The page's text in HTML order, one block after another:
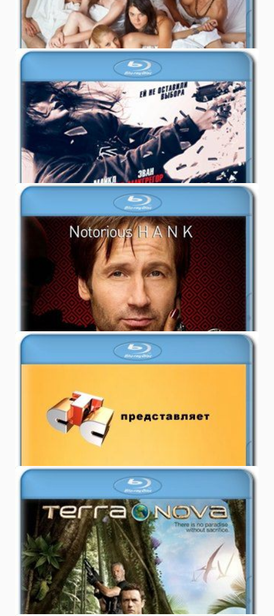
ФИЛЬМЫ 17.12.2011
Скачать фильм Нокаут 2012 /
Haywire бесплатно
ФИЛЬМЫ
16.12.2011
Скачать Блудливая Калифорния 5
сезон сериал / Californication 5
ФИЛЬМЫ 15.11.2011
бесплатно
ФИЛЬМЫ
29.09.2011
Скачать сериал Терра Нова 1 сезон
бесплатно (Terra Nova)